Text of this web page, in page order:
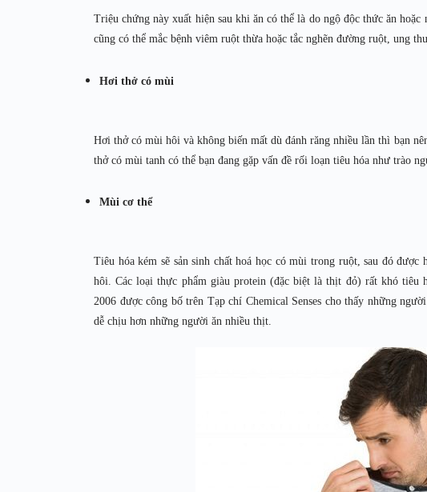
Triệu chứng này xuất hiện sau khi ăn có thể là do ngộ độc thức ăn
cũng có thể mắc bệnh viêm ruột thừa hoặc tắc nghẽn đường ruột, ung
Hơi thở có mùi
Hơi thở có mùi hôi và không biến mất dù đánh răng nhiều lần thì bạn
thở có mùi tanh có thể bạn đang gặp vấn đề rối loạn tiêu hóa như trào
Mùi cơ thể
Tiêu hóa kém sẽ sản sinh chất hoá học có mùi trong ruột, sau đó
hôi. Các loại thực phẩm giàu protein (đặc biệt là thịt đỏ) rất khó tiêu
2006 được công bố trên Tạp chí Chemical Senses cho thấy những
dễ chịu hơn những người ăn nhiều thịt.